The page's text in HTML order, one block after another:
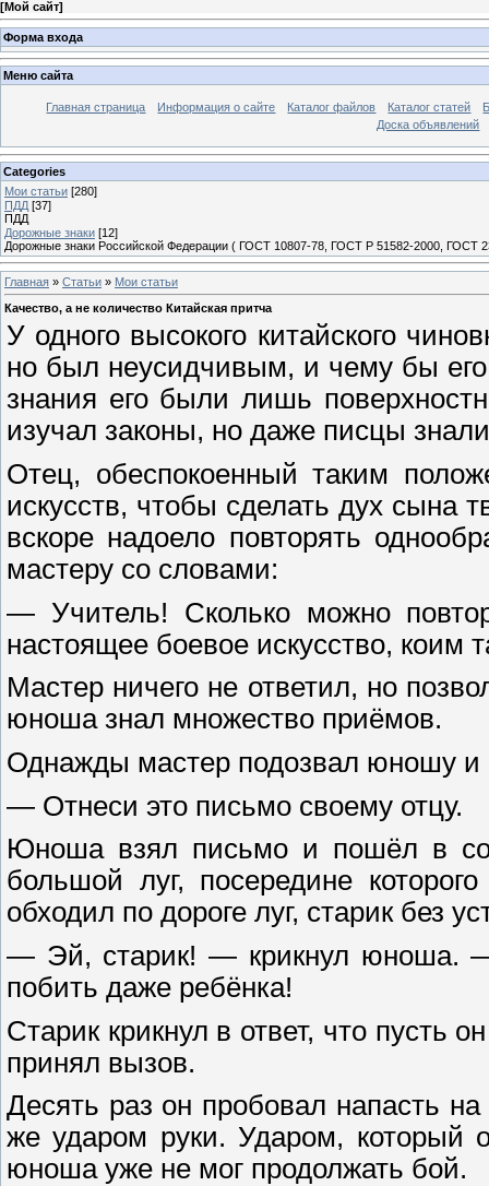
[Мой сайт]
Форма входа
Меню сайта
Главная страница Информация о сайте Каталог файлов Каталог статей
Доска объявлений
Categories
Мои статьи [280]
ПДД [37]
ПДД
Дорожные знаки [12]
Дорожные знаки Российской Федерации ( ГОСТ 10807-78, ГОСТ Р 51582-2000, ГОСТ
Главная » Статьи » Мои статьи
Качество, а не количество Китайская притча
У одного высокого китайского
но был неусидчивым, и чему бы
знания его были лишь
изучал законы, но даже писцы
Отец, обеспокоенный таким
искусств, чтобы сделать дух сына
вскоре надоело повторять
мастеру со словами:
— Учитель! Сколько можно
настоящее боевое искусство, коим
Мастер ничего не ответил, но
юноша знал множество приёмов.
Однажды мастер подозвал юношу и
— Отнеси это письмо своему отцу.
Юноша взял письмо и пошёл в
большой луг, посередине
обходил по дороге луг, старик без
— Эй, старик! — крикнул юноша. —
побить даже ребёнка!
Старик крикнул в ответ, что пусть
принял вызов.
Десять раз он пробовал напасть
же ударом руки. Ударом, который
юноша уже не мог продолжать бой.